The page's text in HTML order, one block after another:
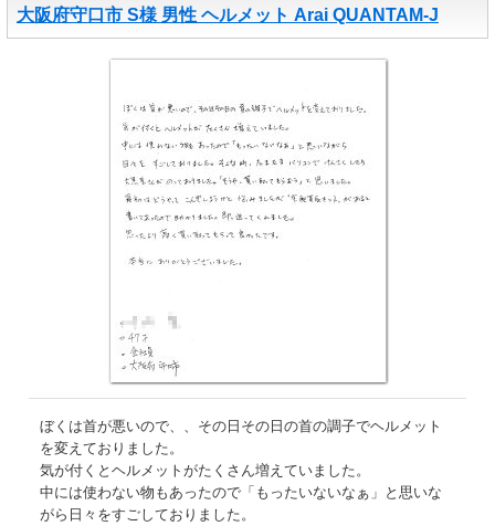
大阪府守口市 S様 男性 ヘルメット Arai QUANTAM-J
ぼくは首が悪いので、、その日その日の首の調子でヘルメット
を変えておりました。
気が付くとヘルメットがたくさん増えていました。
中には使わない物もあったので「もったいないなぁ」と思いな
がら日々をすごしておりました。